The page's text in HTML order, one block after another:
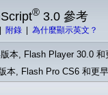
® 3.0 參考
附錄 為什麼顯示英文？
本, Flash Player 30.0
本, Flash Pro CS6 和更